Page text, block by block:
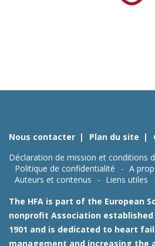
Nous contacter Plan du site
Déclaration de mission et conditions
Politique de confidentialité
A
Auteurs et contenus
Liens utiles
The HFA is part of the European
nonprofit Association established
1901 and is dedicated to heart
management and increasing the